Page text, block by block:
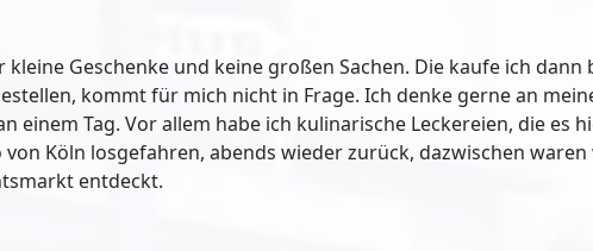
kleine Geschenke und keine großen Sachen. Die kaufe ich
kommt für mich nicht in Frage. Ich denke gerne an
einem Tag. Vor allem habe ich kulinarische Leckereien, die es
Köln losgefahren, abends wieder zurück, dazwischen
entdeckt.